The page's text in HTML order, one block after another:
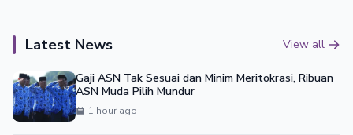
Latest News View all
Gaji ASN Tak Sesuai dan Minim Meritokrasi, Ribuan
ASN Muda Pilih Mundur
1 hour ago